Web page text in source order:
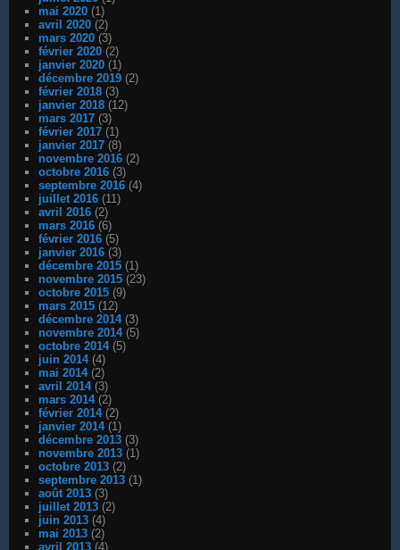
mai 2020(1)
avril 2020(2)
mars 2020(3)
février 2020(2)
janvier 2020(1)
décembre 2019(2)
février 2018(3)
janvier 2018(12)
mars 2017(3)
février 2017(1)
janvier 2017(8)
novembre 2016(2)
octobre 2016(3)
septembre 2016(4)
juillet 2016(11)
avril 2016(2)
mars 2016(6)
février 2016(5)
janvier 2016(3)
décembre 2015(1)
novembre 2015(23)
octobre 2015(9)
mars 2015(12)
décembre 2014(3)
novembre 2014(5)
octobre 2014(5)
juin 2014(4)
mai 2014(2)
avril 2014(3)
mars 2014(2)
février 2014(2)
janvier 2014(1)
décembre 2013(3)
novembre 2013(1)
octobre 2013(2)
septembre 2013(1)
août 2013(3)
juillet 2013(2)
juin 2013(4)
mai 2013(2)
avril 2013(4)